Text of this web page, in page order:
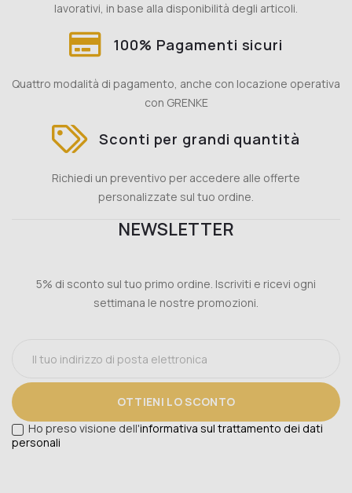
lavorativi, in base alla disponibilità degli articoli.
100% Pagamenti sicuri
Quattro modalità di pagamento, anche con locazione operativa
con GRENKE
Sconti per grandi quantità
Richiedi un preventivo per accedere alle offerte
personalizzate sul tuo ordine.
NEWSLETTER
5% di sconto sul tuo primo ordine. Iscriviti e ricevi ogni
settimana le nostre promozioni.
OTTIENI LO SCONTO
Ho preso visione dell'informativa sul trattamento dei dati
personali